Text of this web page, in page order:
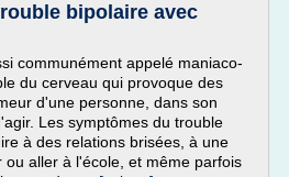
bipolaire avec
communément appelé maniaco-
du cerveau qui provoque des
d'une personne, dans son
Les symptômes du trouble
à des relations brisées, à une
ou aller à l'école, et même parfois